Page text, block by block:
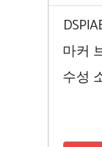
마커
수성